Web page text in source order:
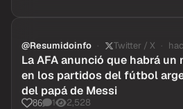
@Resumidoinfo Twitter / X
La AFA anunció que habrá
en los partidos del fútbol
del papá de Messi
86 1 2,528